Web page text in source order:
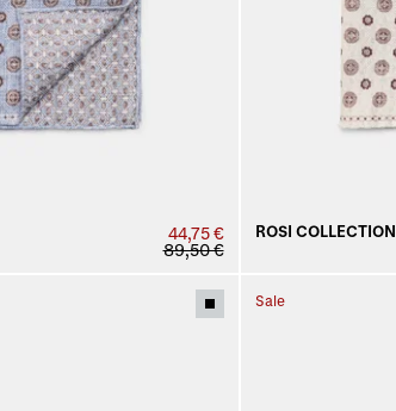
44,75 €
89,50 €
ROSI COLLECTION
Sale